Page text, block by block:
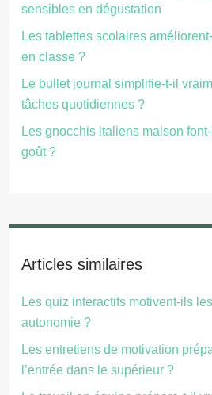
sensibles en dégustation
Les tablettes scolaires
en classe ?
Le bullet journal simplifie-t-il
tâches quotidiennes ?
Les gnocchis italiens maison
goût ?
Articles similaires
Les quiz interactifs motivent-ils
autonomie ?
Les entretiens de motivation
l’entrée dans le supérieur ?